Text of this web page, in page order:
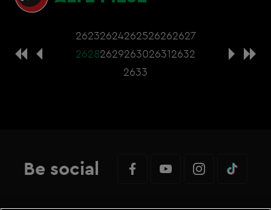
26232624262526262627
26282629263026312632
2633
Be social